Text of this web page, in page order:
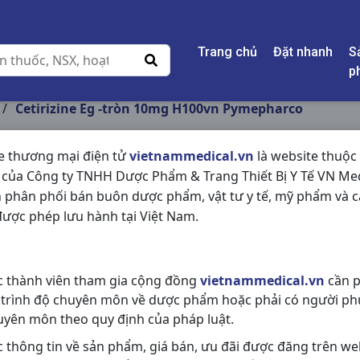
Trang chủ Đặt nhanh
thương mại điện tửvietnammedical.vn là website thuộc
Công ty TNHH Dược Phẩm & Trang Thiết Bị Y Tế VN
phân phối bán buôn dược phẩm, vật tư y tế, mỹ phẩm và
phép lưu hành tại Việt Nam.
thành viên tham gia cộng đồng vietnammedical.vn cần
độ chuyên môn về dược phẩm hoặc phải có người
môn theo quy định của pháp luật.
thông tin về sản phẩm, giá bán, ưu đãi được đăng trên
/ Cetirizine Eg -tròn 10mg H100vn Pymepharco
CETIRIZINE EG -
PYMEPHARCO
Nhóm hàng:Kháng Viêm -
Chia sẻ qua mạng xã hội: